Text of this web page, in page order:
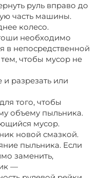
руль вправо до
часть машины.
колесо.
необходимо
в непосредственной
чтобы мусор не
разрезать или
того, чтобы
объему пыльника.
мусор.
новой смазкой.
пыльника. Если
заменить,
—